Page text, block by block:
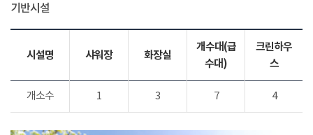
기반시설
시설명 샤워장 화장실
개수대(급
수대)
크린하우
스
개소수 1 3 7 4